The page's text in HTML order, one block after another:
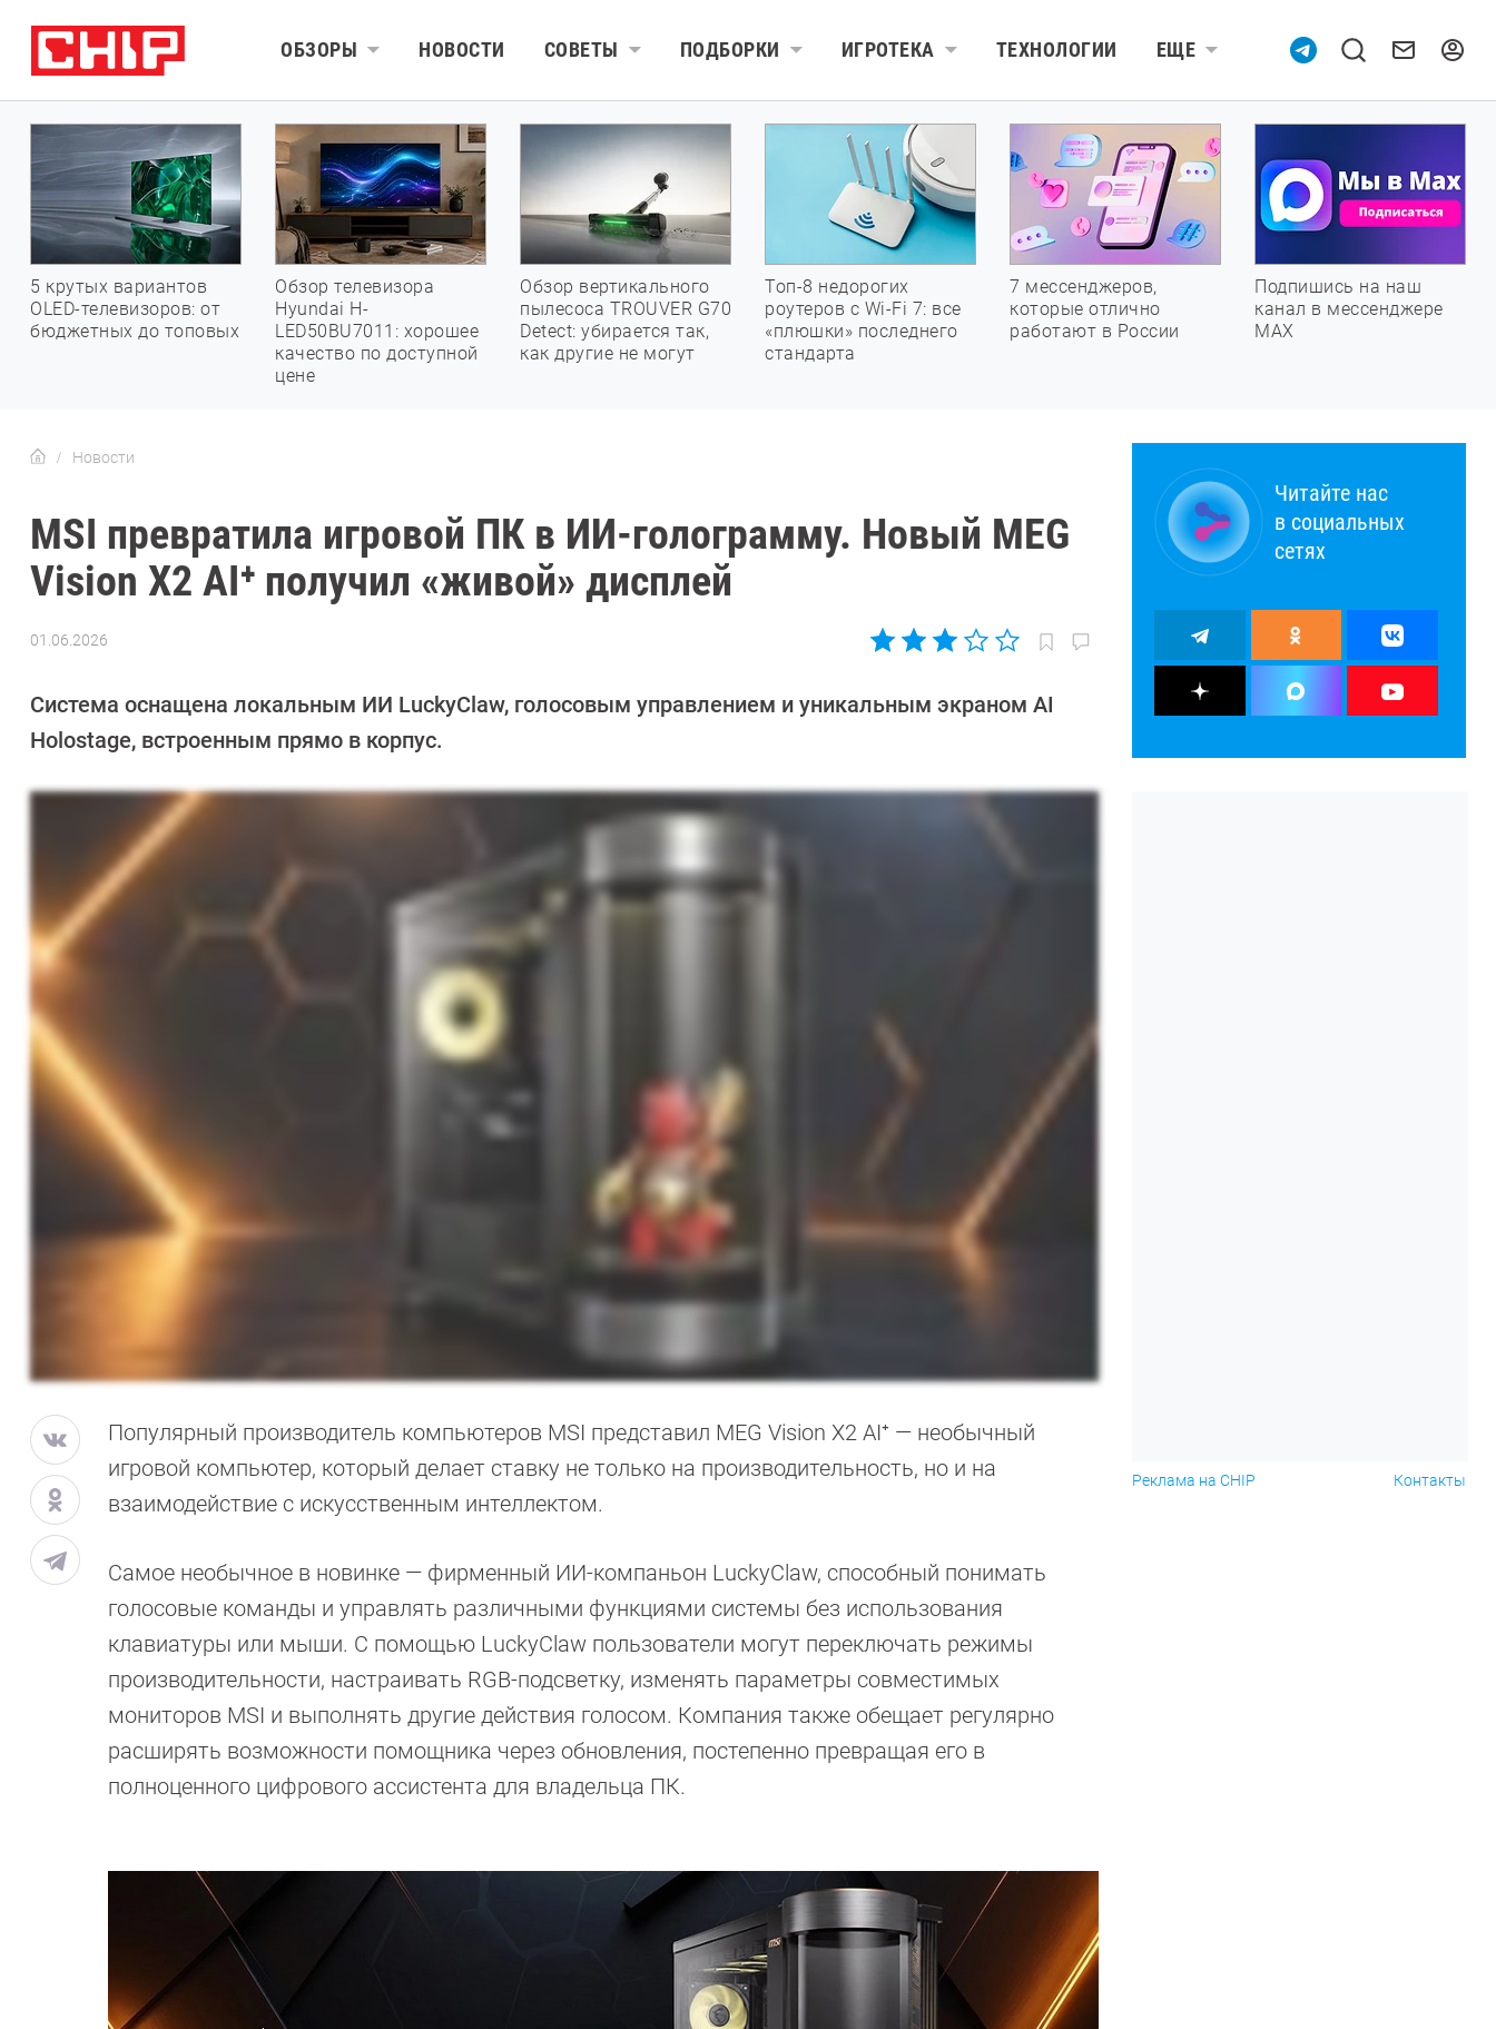
ОБЗОРЫ НОВОСТИ СОВЕТЫ ПОДБОРКИ ИГРОТЕКА ТЕХНОЛОГИИ ЕЩЕ
5 крутых вариантов
OLED-телевизоров: от
бюджетных до топовых
Обзор телевизора
Hyundai H-
LED50BU7011: хорошее
качество по доступной
цене
Обзор вертикального
пылесоса TROUVER G70
Detect: убирается так,
как другие не могут
Топ-8 недорогих
роутеров с Wi-Fi 7: все
«плюшки» последнего
стандарта
7 мессенджеров,
которые отлично
работают в России
Подпишись на наш
канал в мессенджере
МАХ
Новости
MSI превратила игровой ПК в ИИ-голограмму. Новый MEG
Vision X2 AI⁺ получил «живой» дисплей
01.06.2026
Довлатова
Система оснащена локальным ИИ LuckyClaw, голосовым управлением и уникальным экраном AI
Holostage, встроенным прямо в корпус.
Популярный производитель компьютеров MSI представил MEG Vision X2 AI⁺ — необычный
игровой компьютер, который делает ставку не только на производительность, но и на
взаимодействие с искусственным интеллектом.
Самое необычное в новинке — фирменный ИИ-компаньон LuckyClaw, способный понимать
голосовые команды и управлять различными функциями системы без использования
клавиатуры или мыши. С помощью LuckyClaw пользователи могут переключать режимы
производительности, настраивать RGB-подсветку, изменять параметры совместимых
мониторов MSI и выполнять другие действия голосом. Компания также обещает регулярно
расширять возможности помощника через обновления, постепенно превращая его в
полноценного цифрового ассистента для владельца ПК.
Читайте нас
в социальных
сетях
Реклама на CHIP Контакты